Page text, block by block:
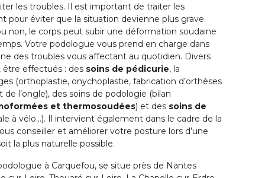
les troubles. Il est important de traiter les
pour éviter que la situation devienne plus grave.
non, le corps peut subir une déformation soudaine
Votre podologue vous prend en charge dans
des troubles vous affectant au quotidien. Divers
effectués : des soins de pédicurie, la
(orthoplastie, onychoplastie, fabrication d’orthèses
l’ongle), des soins de podologie (bilan
et thermosoudées) et des soins de
à vélo…). Il intervient également dans le cadre de la
conseiller et améliorer votre posture lors d’une
la plus naturelle possible.
à Carquefou, se situe près de Nantes